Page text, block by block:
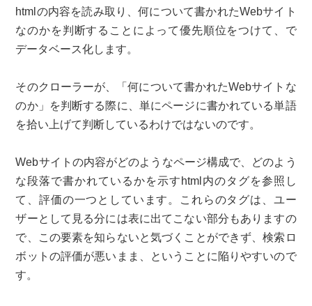
htmlの内容を読み取り、何について書かれたWebサイト
なのかを判断することによって優先順位をつけて、で
データベース化します。
そのクローラーが、「何について書かれたWebサイトな
のか」を判断する際に、単にページに書かれている単語
を拾い上げて判断しているわけではないのです。
Webサイトの内容がどのようなページ構成で、どのよう
な段落で書かれているかを示すhtml内のタグを参照し
て、評価の一つとしています。これらのタグは、ユー
ザーとして見る分には表に出てこない部分もありますの
で、この要素を知らないと気づくことができず、検索ロ
ボットの評価が悪いまま、ということに陥りやすいので
す。